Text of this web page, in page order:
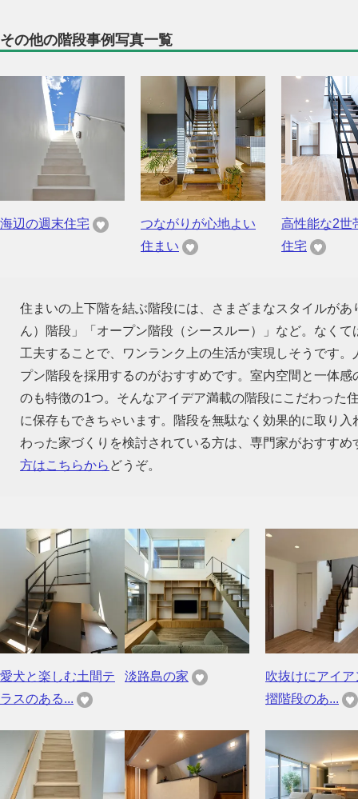
その他の階段事例写真一覧
海辺の週末住宅
つながりが心地よい
住まい
高性能な2世
住宅
住まいの上下階を結ぶ階段には、さまざまなスタイルが
ん）階段」「オープン階段（シースルー）」など。なく
工夫することで、ワンランク上の生活が実現しそうです
プン階段を採用するのがおすすめです。室内空間と一体
のも特徴の1つ。そんなアイデア満載の階段にこだわった
に保存もできちゃいます。階段を無駄なく効果的に取り
わった家づくりを検討されている方は、専門家がおすす
方はこちらから どうぞ。
愛犬と楽しむ土間テ
ラスのある...
淡路島の家
吹抜けにアイア
摺階段のあ...